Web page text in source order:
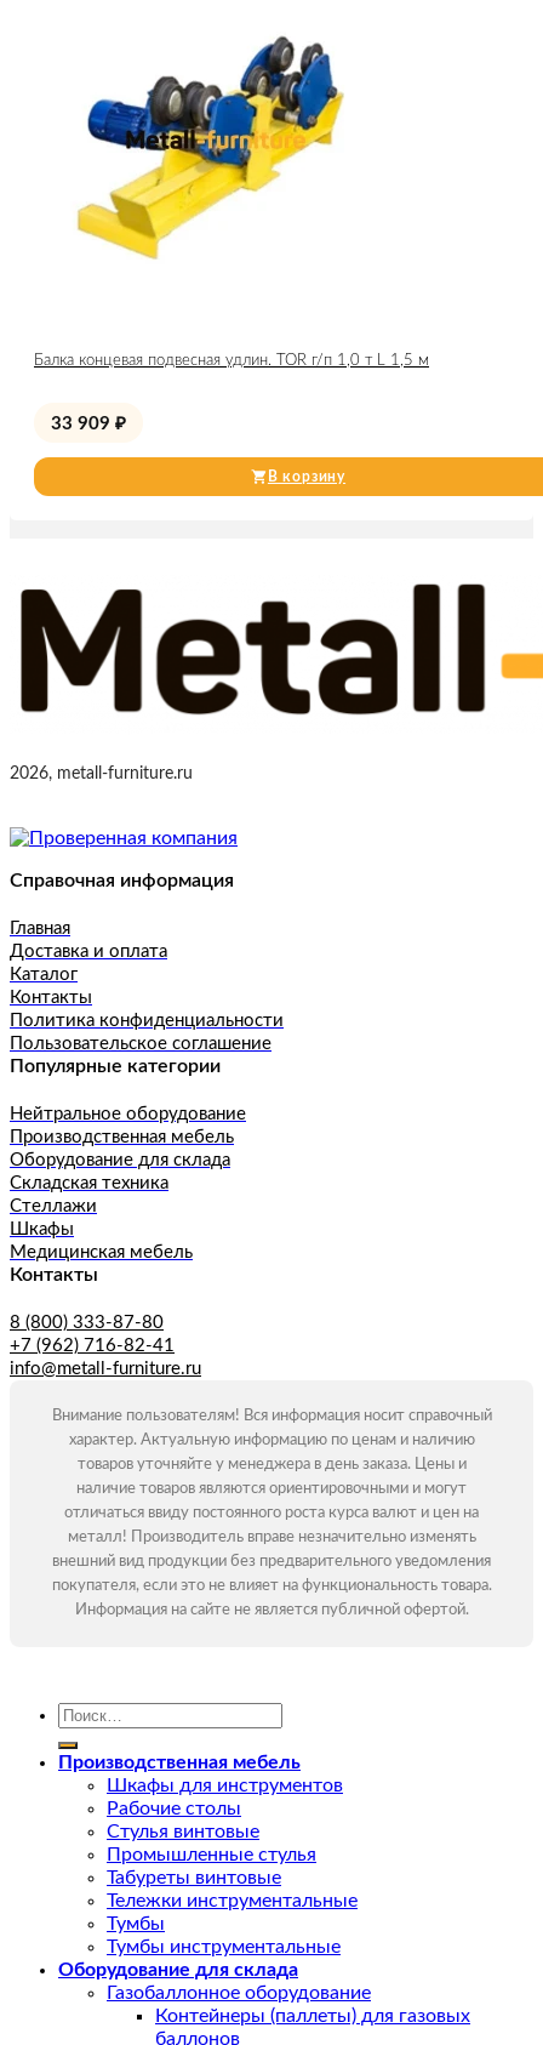
Балка концевая подвесная удлин. TOR г/п 1,0 т L 1,5 м
33 909 ₽
В корзину
2026, metall-furniture.ru
Справочная информация
Главная
Доставка и оплата
Каталог
Контакты
Политика конфиденциальности
Пользовательское соглашение
Популярные категории
Нейтральное оборудование
Производственная мебель
Оборудование для склада
Складская техника
Стеллажи
Шкафы
Медицинская мебель
Контакты
8 (800) 333-87-80
+7 (962) 716-82-41
info@metall-furniture.ru
Внимание пользователям! Вся информация носит справочный
характер. Актуальную информацию по ценам и наличию
товаров уточняйте у менеджера в день заказа. Цены и
наличие товаров являются ориентировочными и могут
отличаться ввиду постоянного роста курса валют и цен на
металл! Производитель вправе незначительно изменять
внешний вид продукции без предварительного уведомления
покупателя, если это не влияет на функциональность товара.
Информация на сайте не является публичной офертой.
Искать:
Производственная мебель
Шкафы для инструментов
Рабочие столы
Стулья винтовые
Промышленные стулья
Табуреты винтовые
Тележки инструментальные
Тумбы
Тумбы инструментальные
Оборудование для склада
Газобаллонное оборудование
Контейнеры (паллеты) для газовых
баллонов